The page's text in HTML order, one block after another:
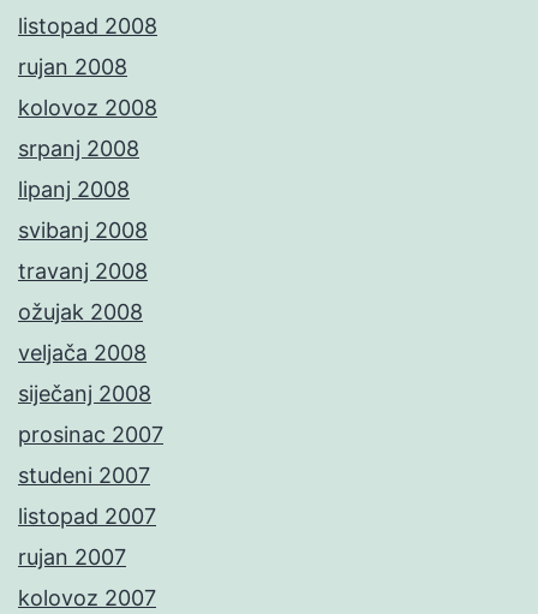
listopad 2008
rujan 2008
kolovoz 2008
srpanj 2008
lipanj 2008
svibanj 2008
travanj 2008
ožujak 2008
veljača 2008
siječanj 2008
prosinac 2007
studeni 2007
listopad 2007
rujan 2007
kolovoz 2007